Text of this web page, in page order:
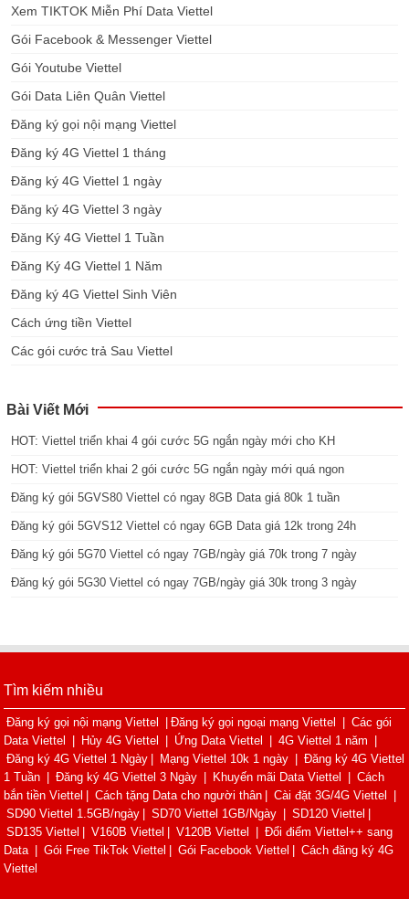
Xem TIKTOK Miễn Phí Data Viettel
Gói Facebook & Messenger Viettel
Gói Youtube Viettel
Gói Data Liên Quân Viettel
Đăng ký gọi nội mạng Viettel
Đăng ký 4G Viettel 1 tháng
Đăng ký 4G Viettel 1 ngày
Đăng ký 4G Viettel 3 ngày
Đăng Ký 4G Viettel 1 Tuần
Đăng Ký 4G Viettel 1 Năm
Đăng ký 4G Viettel Sinh Viên
Cách ứng tiền Viettel
Các gói cước trả Sau Viettel
Bài Viết Mới
HOT: Viettel triển khai 4 gói cước 5G ngắn ngày mới cho KH
HOT: Viettel triển khai 2 gói cước 5G ngắn ngày mới quá ngon
Đăng ký gói 5GVS80 Viettel có ngay 8GB Data giá 80k 1 tuần
Đăng ký gói 5GVS12 Viettel có ngay 6GB Data giá 12k trong 24h
Đăng ký gói 5G70 Viettel có ngay 7GB/ngày giá 70k trong 7 ngày
Đăng ký gói 5G30 Viettel có ngay 7GB/ngày giá 30k trong 3 ngày
Tìm kiếm nhiều
Đăng ký gọi nội mạng Viettel Đăng ký gọi ngoại mạng Viettel
Các gói
Data Viettel
Hủy 4G Viettel Ứng Data Viettel 4G Viettel 1 năm
Đăng ký 4G Viettel 1 Ngày
Mạng Viettel 10k 1 ngày
Đăng ký 4G Viettel
1 Tuần
Đăng ký 4G Viettel 3 Ngày Khuyến mãi Data Viettel
Cách
bắn tiền Viettel
Cách tặng Data cho người thân Cài đặt 3G/4G Viettel
SD90 Viettel 1.5GB/ngày
SD70 Viettel 1GB/Ngày SD120 Viettel
SD135 Viettel
V160B Viettel V120B Viettel
Đổi điểm Viettel++ sang
Data
Gói Free TikTok Viettel Gói Facebook Viettel
Cách đăng ký 4G
Viettel